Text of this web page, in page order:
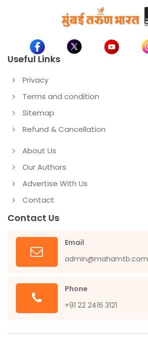
Useful Links
Privacy
Terms and condition
Sitemap
Refund & Cancellation
About Us
Our Authors
Advertise With Us
Contact
Contact Us
Email
admin@mahamtb.com
Phone
+91 22 2416 3121